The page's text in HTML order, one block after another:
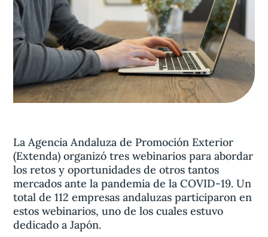
Aviso legal
de privacidad
Contacta
La Agencia Andaluza de Promoción Exterior
(Extenda) organizó tres webinarios para abordar
los retos y oportunidades de otros tantos
mercados ante la pandemia de la COVID-19. Un
total de 112 empresas andaluzas participaron en
estos webinarios, uno de los cuales estuvo
dedicado a Japón.